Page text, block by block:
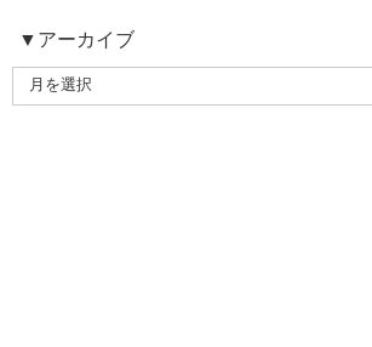
▼アーカイブ